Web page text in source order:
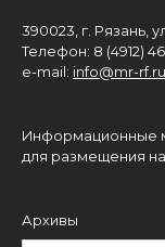
390023, г. Рязань,
Телефон: 8 (4912)
e-mail: info@mr-rf.ru
Информационные
для размещения
Архивы